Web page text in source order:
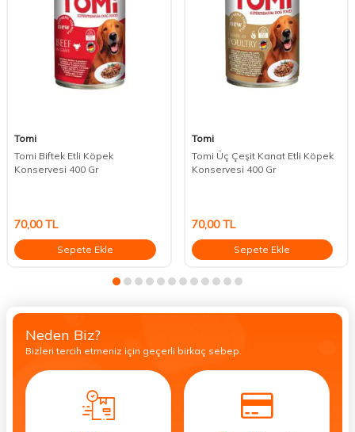
Tomi
Tomi Biftek Etli Köpek
Konservesi 400 Gr
70,00TL
Sepete Ekle
Tomi
Tomi Üç Çeşit Kanat Etli Köpek
Konservesi 400 Gr
70,00TL
Sepete Ekle
Neden Biz?
Bizleri tercih etmeniz için geçerli birkaç sebep.